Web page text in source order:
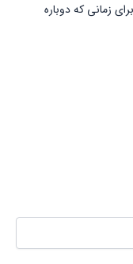
زمانی که دوباره